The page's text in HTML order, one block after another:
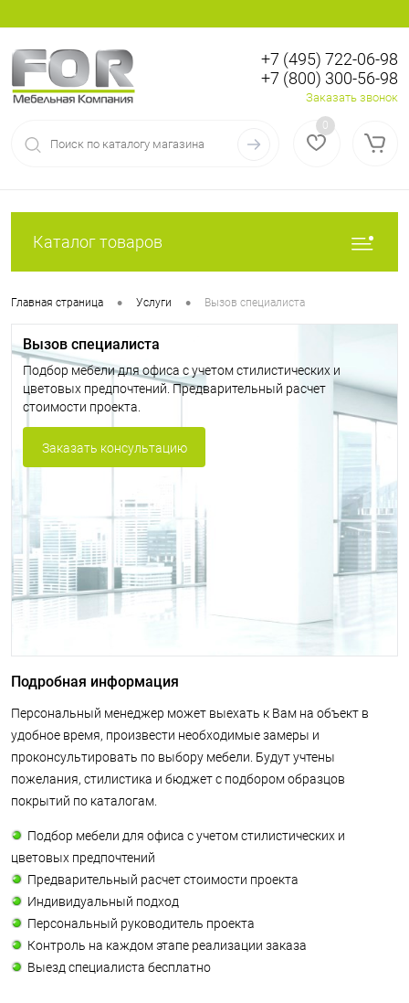
Регистрация
+7 (495) 722-06-98
+7 (800) 300-56-98
Заказать звонок
0
Каталог товаров
Главная страница • Услуги • Вызов специалиста
Вызов специалиста
Подбор мебели для офиса с учетом стилистических и
цветовых предпочтений. Предварительный расчет
стоимости проекта.
Заказать консультацию
Подробная информация
Персональный менеджер может выехать к Вам на объект в
удобное время, произвести необходимые замеры и
проконсультировать по выбору мебели. Будут учтены
пожелания, стилистика и бюджет с подбором образцов
покрытий по каталогам.
Подбор мебели для офиса с учетом стилистических и
цветовых предпочтений
Предварительный расчет стоимости проекта
Индивидуальный подход
Персональный руководитель проекта
Контроль на каждом этапе реализации заказа
Выезд специалиста бесплатно